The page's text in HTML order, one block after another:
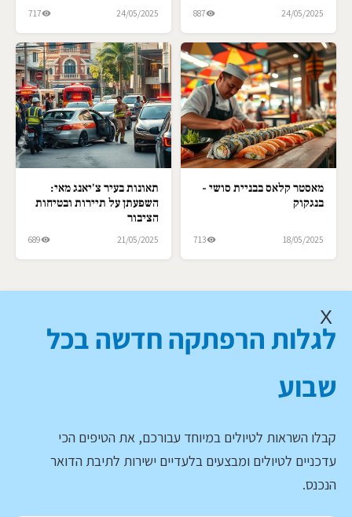
24/05/2025
887
24/05/2025
717
מאסטר קלאס בבניית סושי -
בנגקוק
18/05/2025
713
תאונות בעיר צ'יאנג מאי:
השפעתן על תיירות ובטיחות
הציבור
21/05/2025
689
X
לגלות הרפתקה חדשה בכל
שבוע
קבלו השראות לטיולים במיוחד עבורכם, את הטיפים הכי
עדכניים לטיולים ומבצעים בלעדיים ישירות לתיבת הדואר
הנכנס.